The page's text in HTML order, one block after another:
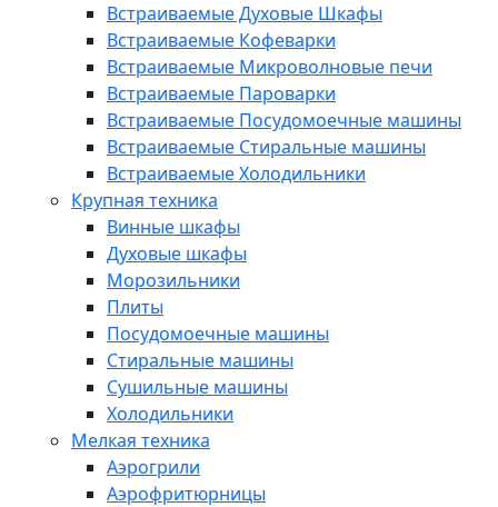
Встраиваемые Духовые Шкафы
Встраиваемые Кофеварки
Встраиваемые Микроволновые печи
Встраиваемые Пароварки
Встраиваемые Посудомоечные машины
Встраиваемые Стиральные машины
Встраиваемые Холодильники
Крупная техника
Винные шкафы
Духовые шкафы
Морозильники
Плиты
Посудомоечные машины
Стиральные машины
Сушильные машины
Холодильники
Мелкая техника
Аэрогрили
Аэрофритюрницы